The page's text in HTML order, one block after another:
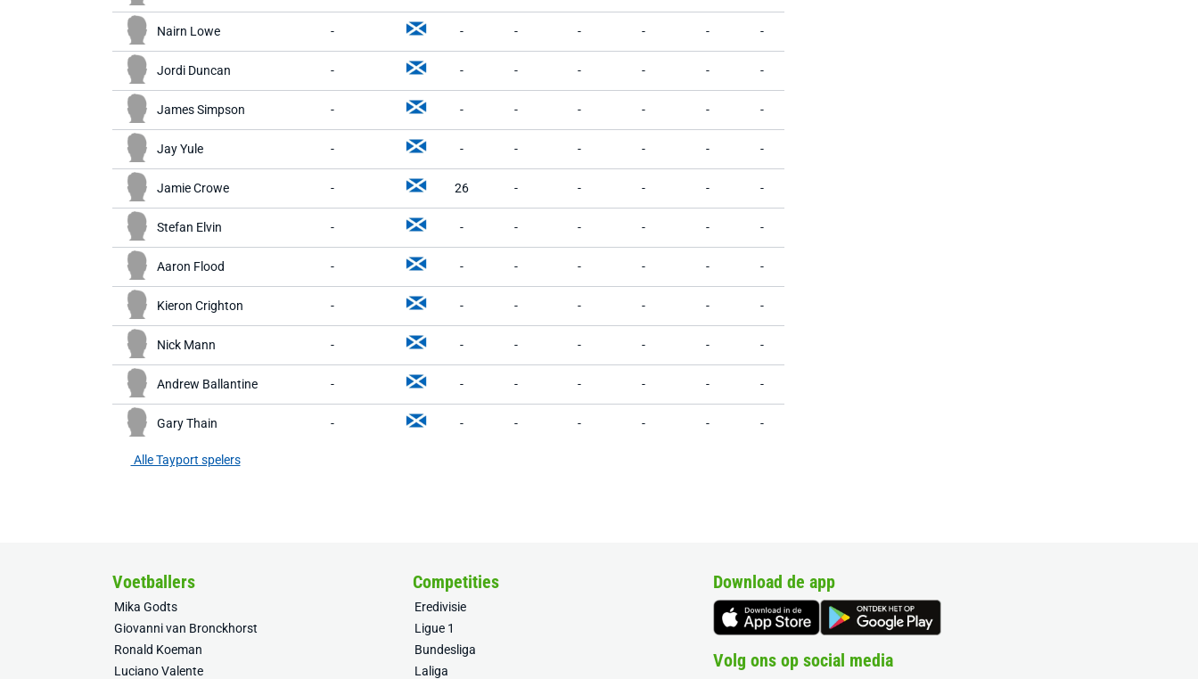
Nairn Lowe - - - - - - -
Jordi Duncan - - - - - - -
James Simpson - - - - - - -
Jay Yule - - - - - - -
Jamie Crowe - 26 - - - - -
Stefan Elvin - - - - - - -
Aaron Flood - - - - - - -
Kieron Crighton - - - - - - -
Nick Mann - - - - - - -
Andrew Ballantine - - - - - - -
Gary Thain - - - - - - -
Alle Tayport spelers
Voetballers
Mika Godts
Giovanni van Bronckhorst
Ronald Koeman
Luciano Valente
Competities
Eredivisie
Ligue 1
Bundesliga
Laliga
Download de app
Volg ons op social media